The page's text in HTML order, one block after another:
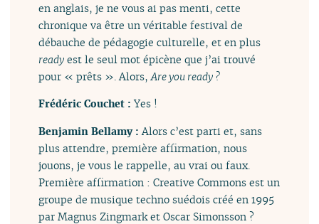
en anglais, je ne vous ai pas menti, cette
chronique va être un véritable festival de
débauche de pédagogie culturelle, et en plus
ready est le seul mot épicène que j’ai trouvé
pour « prêts ». Alors,Are you ready ?
Frédéric Couchet :Yes !
Benjamin Bellamy :Alors c’est parti et, sans
plus attendre, première affirmation, nous
jouons, je vous le rappelle, au vrai ou faux.
Première affirmation : Creative Commons est un
groupe de musique techno suédois créé en 1995
par Magnus Zingmark et Oscar Simonsson ?